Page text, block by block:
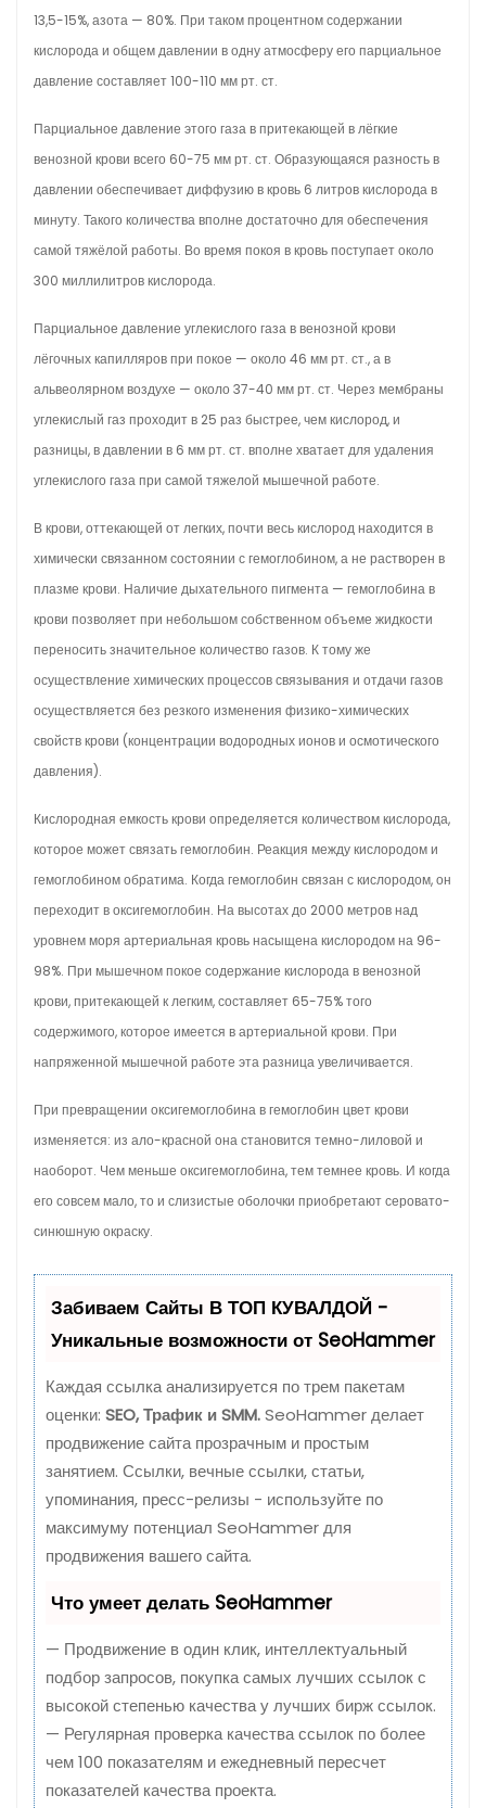
13,5-15%, азота — 80%. При таком процентном содержании
кислорода и общем давлении в одну атмосферу его парциальное
давление составляет 100-110 мм рт. ст.
Парциальное давление этого газа в притекающей в лёгкие
венозной крови всего 60-75 мм рт. ст. Образующаяся разность в
давлении обеспечивает диффузию в кровь 6 литров кислорода в
минуту. Такого количества вполне достаточно для обеспечения
самой тяжёлой работы. Во время покоя в кровь поступает около
300 миллилитров кислорода.
Парциальное давление углекислого газа в венозной крови
лёгочных капилляров при покое — около 46 мм рт. ст., а в
альвеолярном воздухе — около 37-40 мм рт. ст. Через мембраны
углекислый газ проходит в 25 раз быстрее, чем кислород, и
разницы, в давлении в 6 мм рт. ст. вполне хватает для удаления
углекислого газа при самой тяжелой мышечной работе.
В крови, оттекающей от легких, почти весь кислород находится в
химически связанном состоянии с гемоглобином, а не растворен в
плазме крови. Наличие дыхательного пигмента — гемоглобина в
крови позволяет при небольшом собственном объеме жидкости
переносить значительное количество газов. К тому же
осуществление химических процессов связывания и отдачи газов
осуществляется без резкого изменения физико-химических
свойств крови (концентрации водородных ионов и осмотического
давления).
Кислородная емкость крови определяется количеством кислорода,
которое может связать гемоглобин. Реакция между кислородом и
гемоглобином обратима. Когда гемоглобин связан с кислородом, он
переходит в оксигемоглобин. На высотах до 2000 метров над
уровнем моря артериальная кровь насыщена кислородом на 96-
98%. При мышечном покое содержание кислорода в венозной
крови, притекающей к легким, составляет 65-75% того
содержимого, которое имеется в артериальной крови. При
напряженной мышечной работе эта разница увеличивается.
При превращении оксигемоглобина в гемоглобин цвет крови
изменяется: из ало-красной она становится темно-лиловой и
наоборот. Чем меньше оксигемоглобина, тем темнее кровь. И когда
его совсем мало, то и слизистые оболочки приобретают серовато-
синюшную окраску.
Забиваем Сайты В ТОП КУВАЛДОЙ -
Уникальные возможности от SeoHammer
Каждая ссылка анализируется по трем пакетам
оценки: SEO, Трафик и SMM.SeoHammer делает
продвижение сайта прозрачным и простым
занятием. Ссылки, вечные ссылки, статьи,
упоминания, пресс-релизы - используйте по
максимуму потенциал SeoHammer для
продвижения вашего сайта.
Что умеет делать SeoHammer
— Продвижение в один клик, интеллектуальный
подбор запросов, покупка самых лучших ссылок с
высокой степенью качества у лучших бирж ссылок.
— Регулярная проверка качества ссылок по более
чем 100 показателям и ежедневный пересчет
показателей качества проекта.